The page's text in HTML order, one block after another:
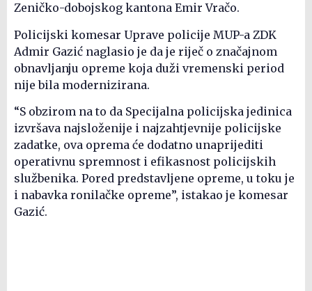
Zeničko-dobojskog kantona Emir Vračo.
Policijski komesar Uprave policije MUP-a ZDK
Admir Gazić naglasio je da je riječ o značajnom
obnavljanju opreme koja duži vremenski period
nije bila modernizirana.
“S obzirom na to da Specijalna policijska jedinica
izvršava najsloženije i najzahtjevnije policijske
zadatke, ova oprema će dodatno unaprijediti
operativnu spremnost i efikasnost policijskih
službenika. Pored predstavljene opreme, u toku je
i nabavka ronilačke opreme”, istakao je komesar
Gazić.